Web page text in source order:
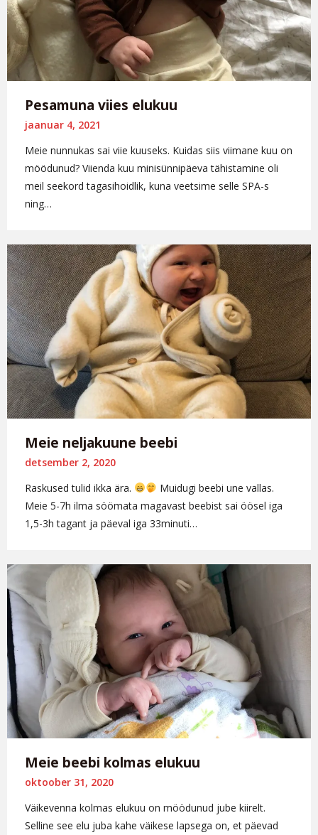
Pesamuna viies elukuu
jaanuar 4, 2021
Meie nunnukas sai viie kuuseks. Kuidas siis viimane kuu on
möödunud? Viienda kuu minisünnipäeva tähistamine oli
meil seekord tagasihoidlik, kuna veetsime selle SPA-s
ning…
Meie neljakuune beebi
detsember 2, 2020
Raskused tulid ikka ära.
Muidugi beebi une vallas.
Meie 5-7h ilma söömata magavast beebist sai öösel iga
1,5-3h tagant ja päeval iga 33minuti…
Meie beebi kolmas elukuu
oktoober 31, 2020
Väikevenna kolmas elukuu on möödunud jube kiirelt.
Selline see elu juba kahe väikese lapsega on, et päevad